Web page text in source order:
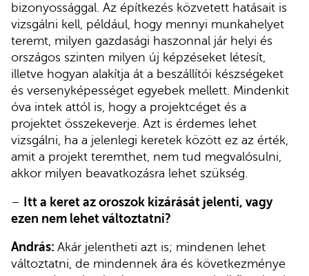
bizonyossággal. Az építkezés közvetett hatásait is
vizsgálni kell, például, hogy mennyi munkahelyet
teremt, milyen gazdasági haszonnal jár helyi és
országos szinten milyen új képzéseket létesít,
illetve hogyan alakítja át a beszállítói készségeket
és versenyképességet egyebek mellett. Mindenkit
óva intek attól is, hogy a projektcéget és a
projektet összekeverje. Azt is érdemes lehet
vizsgálni, ha a jelenlegi keretek között ez az érték,
amit a projekt teremthet, nem tud megvalósulni,
akkor milyen beavatkozásra lehet szükség.
–
Itt a keret az oroszok kizárását jelenti, vagy
ezen nem lehet változtatni?
András: Akár jelentheti azt is; mindenen lehet
változtatni, de mindennek ára és következménye